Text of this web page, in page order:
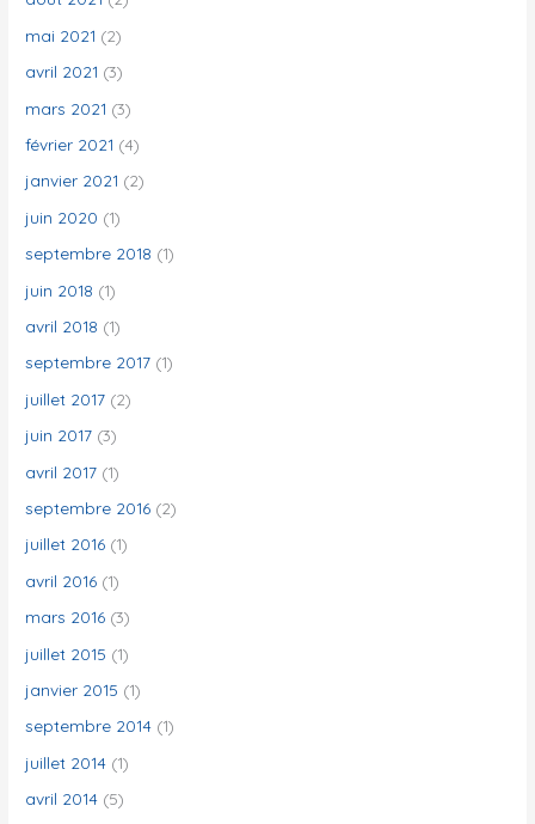
mai 2021 (2)
avril 2021 (3)
mars 2021 (3)
février 2021 (4)
janvier 2021 (2)
juin 2020 (1)
septembre 2018 (1)
juin 2018 (1)
avril 2018 (1)
septembre 2017 (1)
juillet 2017 (2)
juin 2017 (3)
avril 2017 (1)
septembre 2016 (2)
juillet 2016 (1)
avril 2016 (1)
mars 2016 (3)
juillet 2015 (1)
janvier 2015 (1)
septembre 2014 (1)
juillet 2014 (1)
avril 2014 (5)